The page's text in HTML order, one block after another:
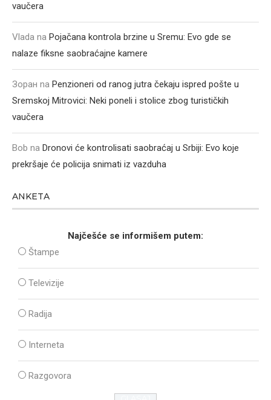
vaučera
Vlada na Pojačana kontrola brzine u Sremu: Evo gde se
nalaze fiksne saobraćajne kamere
Зоран na Penzioneri od ranog jutra čekaju ispred pošte u
Sremskoj Mitrovici: Neki poneli i stolice zbog turističkih
vaučera
Bob na Dronovi će kontrolisati saobraćaj u Srbiji: Evo koje
prekršaje će policija snimati iz vazduha
ANKETA
Najčešće se informišem putem:
Štampe
Televizije
Radija
Interneta
Razgovora